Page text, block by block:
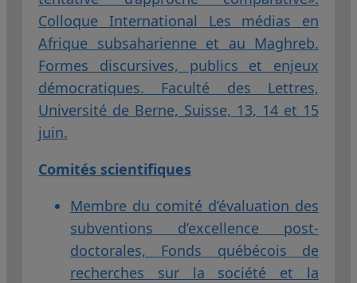
Colloque International Les médias en
Afrique subsaharienne et au Maghreb.
Formes discursives, publics et enjeux
démocratiques. Faculté des Lettres,
Université de Berne, Suisse, 13, 14 et 15
juin.
Comités scientifiques
Membre du comité d’évaluation des
subventions d’excellence post-
doctorales, Fonds québécois de
recherches sur la société et la